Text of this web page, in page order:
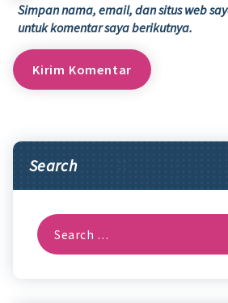
Simpan nama, email, dan situs web
untuk komentar saya berikutnya.
Search
Search
for: